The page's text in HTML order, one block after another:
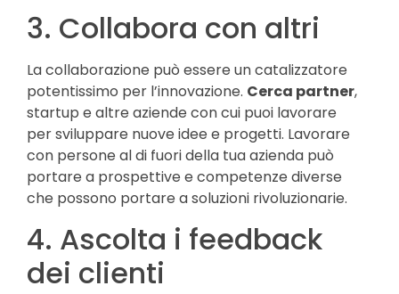
3. Collabora con altri
La collaborazione può essere un catalizzatore
potentissimo per l’innovazione. Cerca partner,
startup e altre aziende con cui puoi lavorare
per sviluppare nuove idee e progetti. Lavorare
con persone al di fuori della tua azienda può
portare a prospettive e competenze diverse
che possono portare a soluzioni rivoluzionarie.
4. Ascolta i feedback
dei clienti